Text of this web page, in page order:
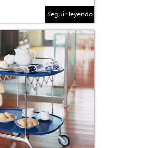
Seguir leyendo